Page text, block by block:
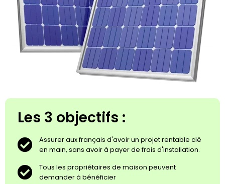
Les 3 objectifs :
Assurer aux français d'avoir un projet rentable clé
en main, sans avoir à payer de frais d'installation.
Tous les propriétaires de maison peuvent
demander à bénéficier